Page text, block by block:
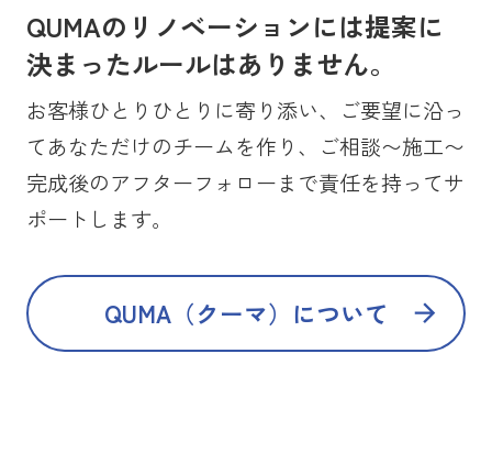
QUMAのリノベーションには提案に
決まったルールはありません。
お客様ひとりひとりに寄り添い、ご要望に沿っ
てあなただけのチームを作り、ご相談〜施工〜
完成後のアフターフォローまで責任を持ってサ
ポートします。
QUMA（クーマ）について